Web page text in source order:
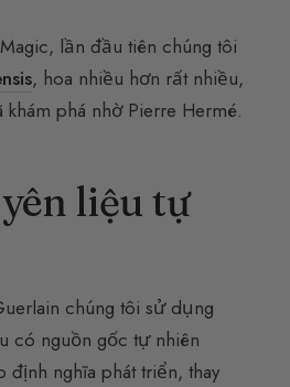
lần đầu tiên chúng tôi
, hoa nhiều hơn rất nhiều,
phá nhờ Pierre Hermé.
liệu tự
chúng tôi sử dụng
có nguồn gốc tự nhiên
định nghĩa phát triển, thay